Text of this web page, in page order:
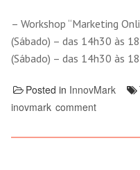
– Workshop “Marketing
(Sábado) – das 14h30 às
(Sábado) – das 14h30 às
Posted in InnovMark
inovmark comment